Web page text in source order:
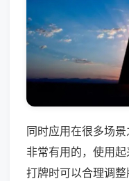
同时应用在很多场
非常有用的，使用
打牌时可以合理调